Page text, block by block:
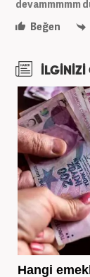
devammmmm
Beğen
İLGİNİZİ
Hangi